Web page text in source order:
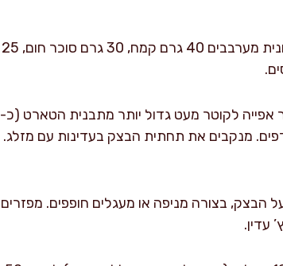
מנקבים את תחתית הבצק בעדינות עם
הבצק, בצורה מניפה או מעגלים חופפים.
עדין.